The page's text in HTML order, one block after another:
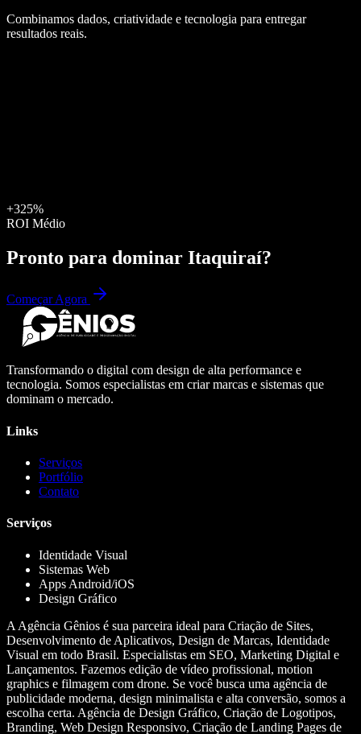
Combinamos dados, criatividade e tecnologia para entregar
resultados reais.
+325%
ROI Médio
Pronto para dominar Itaquiraí?
Começar Agora
Transformando o digital com design de alta performance e
tecnologia. Somos especialistas em criar marcas e sistemas que
dominam o mercado.
Links
Serviços
Portfólio
Contato
Serviços
Identidade Visual
Sistemas Web
Apps Android/iOS
Design Gráfico
A Agência Gênios é sua parceira ideal para Criação de Sites,
Desenvolvimento de Aplicativos, Design de Marcas, Identidade
Visual em todo Brasil. Especialistas em SEO, Marketing Digital e
Lançamentos. Fazemos edição de vídeo profissional, motion
graphics e filmagem com drone. Se você busca uma agência de
publicidade moderna, design minimalista e alta conversão, somos a
escolha certa. Agência de Design Gráfico, Criação de Logotipos,
Branding, Web Design Responsivo, Criação de Landing Pages de